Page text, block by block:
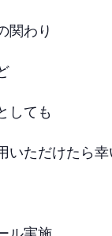
関わり
しても
ただけたら幸